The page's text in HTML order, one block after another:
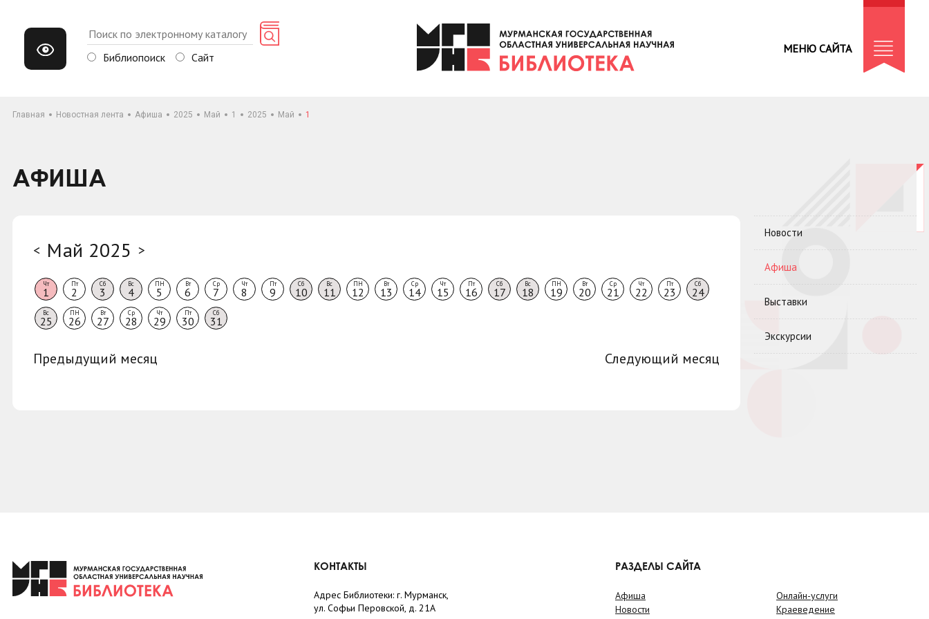
Библиопоиск Сайт
МЕНЮ САЙТА
Главная Новостная лента Афиша 2025 Май 1 2025 Май 1
АФИША
< Май 2025 >
Чт
1
Пт
2
Сб
3
Вс
4
ПН
5
Вт
6
Ср
7
Чт
8
Пт
9
Сб
10
Вс
11
ПН
12
Вт
13
Ср
14
Чт
15
Пт
16
Сб
17
Вс
18
ПН
19
Вт
20
Ср
21
Чт
22
Пт
23
Сб
24
Вс
25
ПН
26
Вт
27
Ср
28
Чт
29
Пт
30
Сб
31
Предыдущий месяц Следующий месяц
Новости
Афиша
Выставки
Экскурсии
КОНТАКТЫ
Адрес Библиотеки: г. Мурманск,
ул. Софьи Перовской, д. 21А
РАЗДЕЛЫ САЙТА
Афиша
Новости
Онлайн-услуги
Краеведение